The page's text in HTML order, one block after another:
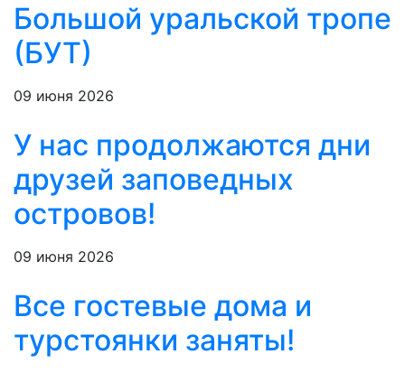
Большой уральской тропе
(БУТ)
09 июня 2026
У нас продолжаются дни
друзей заповедных
островов!
09 июня 2026
Все гостевые дома и
турстоянки заняты!